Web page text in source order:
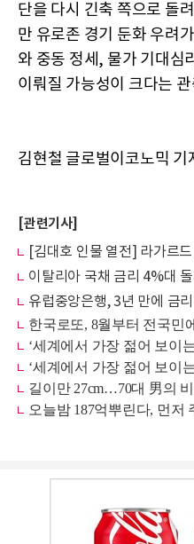
단을 다시 긴축 쪽으로 돌
만 유로존 경기 둔화 우려
와 중동 정세, 물가 기대심
이뤄질 가능성이 크다는
김현철 글로벌이코노믹
[관련기사]
[김대호 인물 열전] 라가르